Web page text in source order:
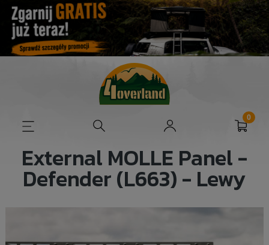
External MOLLE Panel -
Defender (L663) - Lewy